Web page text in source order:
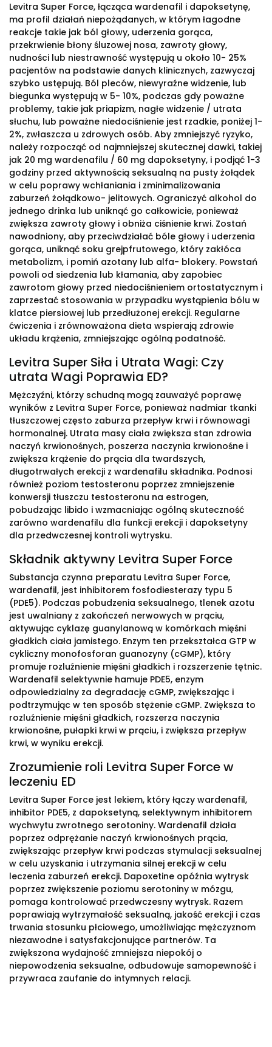
Levitra Super Force, łącząca wardenafil i dapoksetynę,
ma profil działań niepożądanych, w którym łagodne
reakcje takie jak ból głowy, uderzenia gorąca,
przekrwienie błony śluzowej nosa, zawroty głowy,
nudności lub niestrawność występują u około 10- 25%
pacjentów na podstawie danych klinicznych, zazwyczaj
szybko ustępują. Ból pleców, niewyraźne widzenie, lub
biegunka występują w 5- 10%, podczas gdy poważne
problemy, takie jak priapizm, nagłe widzenie / utrata
słuchu, lub poważne niedociśnienie jest rzadkie, poniżej 1-
2%, zwłaszcza u zdrowych osób. Aby zmniejszyć ryzyko,
należy rozpocząć od najmniejszej skutecznej dawki, takiej
jak 20 mg wardenafilu / 60 mg dapoksetyny, i podjąć 1-3
godziny przed aktywnością seksualną na pusty żołądek
w celu poprawy wchłaniania i zminimalizowania
zaburzeń żołądkowo- jelitowych. Ograniczyć alkohol do
jednego drinka lub uniknąć go całkowicie, ponieważ
zwiększa zawroty głowy i obniża ciśnienie krwi. Zostań
nawodniony, aby przeciwdziałać bóle głowy i uderzenia
gorąca, uniknąć soku grejpfrutowego, który zakłóca
metabolizm, i pomiń azotany lub alfa- blokery. Powstań
powoli od siedzenia lub kłamania, aby zapobiec
zawrotom głowy przed niedociśnieniem ortostatycznym i
zaprzestać stosowania w przypadku wystąpienia bólu w
klatce piersiowej lub przedłużonej erekcji. Regularne
ćwiczenia i zrównoważona dieta wspierają zdrowie
układu krążenia, zmniejszając ogólną podatność.
Levitra Super Siła i Utrata Wagi: Czy
utrata Wagi Poprawia ED?
Mężczyźni, którzy schudną mogą zauważyć poprawę
wyników z Levitra Super Force, ponieważ nadmiar tkanki
tłuszczowej często zaburza przepływ krwi i równowagi
hormonalnej. Utrata masy ciała zwiększa stan zdrowia
naczyń krwionośnych, poszerza naczynia krwionośne i
zwiększa krążenie do prącia dla twardszych,
długotrwałych erekcji z wardenafilu składnika. Podnosi
również poziom testosteronu poprzez zmniejszenie
konwersji tłuszczu testosteronu na estrogen,
pobudzając libido i wzmacniając ogólną skuteczność
zarówno wardenafilu dla funkcji erekcji i dapoksetyny
dla przedwczesnej kontroli wytrysku.
Składnik aktywny Levitra Super Force
Substancja czynna preparatu Levitra Super Force,
wardenafil, jest inhibitorem fosfodiesterazy typu 5
(PDE5). Podczas pobudzenia seksualnego, tlenek azotu
jest uwalniany z zakończeń nerwowych w prąciu,
aktywując cyklazę guanylanową w komórkach mięśni
gładkich ciała jamistego. Enzym ten przekształca GTP w
cykliczny monofosforan guanozyny (cGMP), który
promuje rozluźnienie mięśni gładkich i rozszerzenie tętnic.
Wardenafil selektywnie hamuje PDE5, enzym
odpowiedzialny za degradację cGMP, zwiększając i
podtrzymując w ten sposób stężenie cGMP. Zwiększa to
rozluźnienie mięśni gładkich, rozszerza naczynia
krwionośne, pułapki krwi w prąciu, i zwiększa przepływ
krwi, w wyniku erekcji.
Zrozumienie roli Levitra Super Force w
leczeniu ED
Levitra Super Force jest lekiem, który łączy wardenafil,
inhibitor PDE5, z dapoksetyną, selektywnym inhibitorem
wychwytu zwrotnego serotoniny. Wardenafil działa
poprzez odprężanie naczyń krwionośnych prącia,
zwiększając przepływ krwi podczas stymulacji seksualnej
w celu uzyskania i utrzymania silnej erekcji w celu
leczenia zaburzeń erekcji. Dapoxetine opóźnia wytrysk
poprzez zwiększenie poziomu serotoniny w mózgu,
pomaga kontrolować przedwczesny wytrysk. Razem
poprawiają wytrzymałość seksualną, jakość erekcji i czas
trwania stosunku płciowego, umożliwiając mężczyznom
niezawodne i satysfakcjonujące partnerów. Ta
zwiększona wydajność zmniejsza niepokój o
niepowodzenia seksualne, odbudowuje samopewność i
przywraca zaufanie do intymnych relacji.